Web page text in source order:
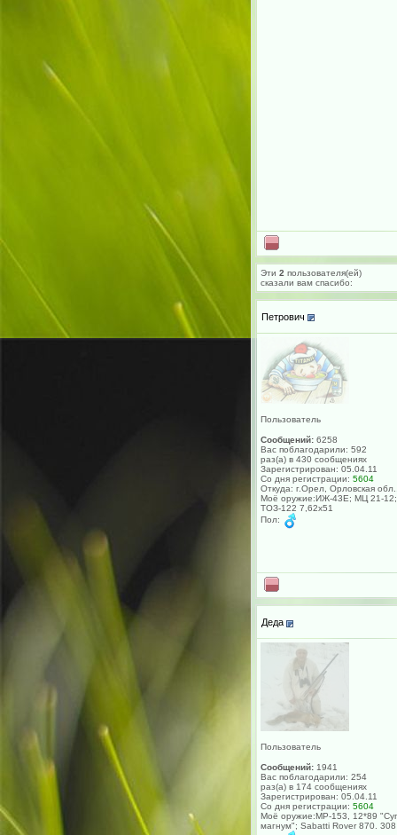
Эти 2 пользователя(ей)
сказали вам cпасибо:
Петрович
Пользователь
Сообщений: 6258
Вас поблагодарили: 592
раз(а) в 430 сообщениях
Зарегистрирован: 05.04.11
Со дня регистрации: 5604
Откуда: г.Орел, Орловская
Моё оружие:ИЖ-43Е; МЦ 21-12;
ТОЗ-122 7,62х51
Пол:
Деда
Пользователь
Сообщений: 1941
Вас поблагодарили: 254
раз(а) в 174 сообщениях
Зарегистрирован: 05.04.11
Со дня регистрации: 5604
Моё оружие:МР-153, 12*89
магнум"; Sabatti Rover 870. 308